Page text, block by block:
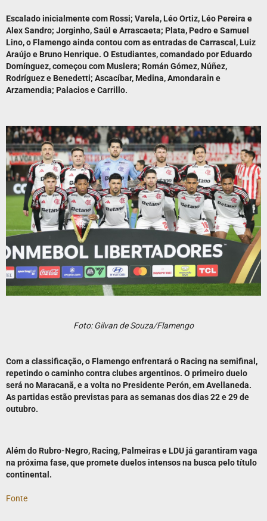
Escalado inicialmente com Rossi; Varela, Léo Ortiz, Léo Pereira e
Alex Sandro; Jorginho, Saúl e Arrascaeta; Plata, Pedro e Samuel
Lino, o Flamengo ainda contou com as entradas de Carrascal, Luiz
Araújo e Bruno Henrique. O Estudiantes, comandado por Eduardo
Domínguez, começou com Muslera; Román Gómez, Núñez,
Rodríguez e Benedetti; Ascacíbar, Medina, Amondarain e
Arzamendia; Palacios e Carrillo.
Foto: Gilvan de Souza/Flamengo
Com a classificação, o Flamengo enfrentará o Racing na semifinal,
repetindo o caminho contra clubes argentinos. O primeiro duelo
será no Maracanã, e a volta no Presidente Perón, em Avellaneda.
As partidas estão previstas para as semanas dos dias 22 e 29 de
outubro.
Além do Rubro-Negro, Racing, Palmeiras e LDU já garantiram vaga
na próxima fase, que promete duelos intensos na busca pelo título
continental.
Fonte